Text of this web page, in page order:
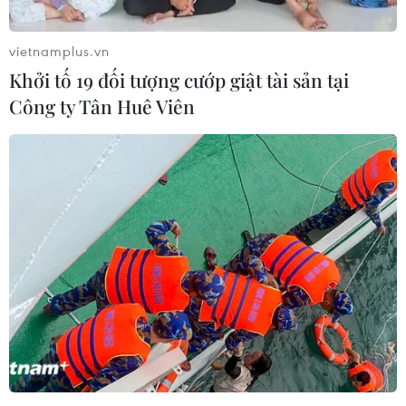
09/03/2012 02:06
Xem thêm
CƠ QUAN CHỦ QUẢN: THÔNG TẤN XÃ VIỆT NAM
Tổng Biên tập: TRẦN TIẾN DUẨN
Phó Tổng Biên tập: NGUYỄN THỊ TÁM, KHÚC THANH
THỦY
Sở hữu trí tuệ
Quy định sử dụng
vietnamplus.vn
Khởi tố 19 đối tượng cướp giật tài sản tại
Công ty Tân Huê Viên